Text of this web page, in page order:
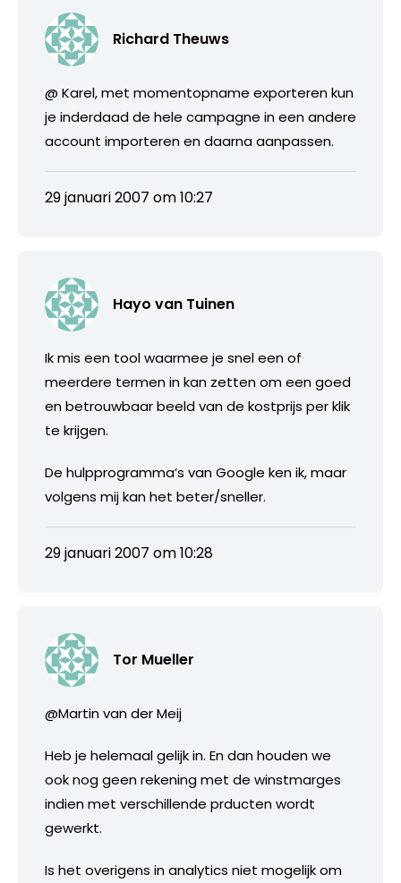
Richard Theuws
@ Karel, met momentopname exporteren kun
je inderdaad de hele campagne in een andere
account importeren en daarna aanpassen.
29 januari 2007 om 10:27
Hayo van Tuinen
Ik mis een tool waarmee je snel een of
meerdere termen in kan zetten om een goed
en betrouwbaar beeld van de kostprijs per klik
te krijgen.
De hulpprogramma’s van Google ken ik, maar
volgens mij kan het beter/sneller.
29 januari 2007 om 10:28
Tor Mueller
@Martin van der Meij
Heb je helemaal gelijk in. En dan houden we
ook nog geen rekening met de winstmarges
indien met verschillende prducten wordt
gewerkt.
Is het overigens in analytics niet mogelijk om